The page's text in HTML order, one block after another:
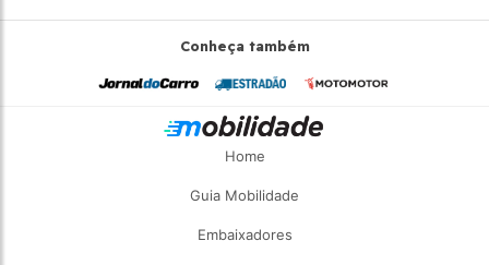
Conheça também
Home
Guia Mobilidade
Embaixadores